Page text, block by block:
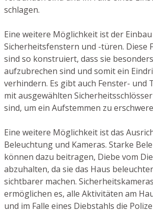
schlagen.
Eine weitere Möglichkeit ist der
Sicherheitsfenstern und -türen. Diese
sind so konstruiert, dass sie
aufzubrechen sind und somit ein
verhindern. Es gibt auch Fenster- und
mit ausgewählten
sind, um ein Aufstemmen zu
Eine weitere Möglichkeit ist das
Beleuchtung und Kameras. Starke
können dazu beitragen, Diebe vom
abzuhalten, da sie das Haus
sichtbarer machen.
ermöglichen es, alle Aktivitäten am
und im Falle eines Diebstahls die